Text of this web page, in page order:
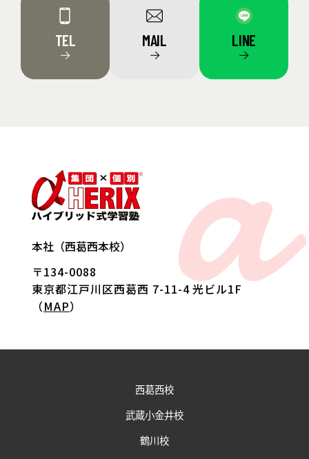
TEL
→
MAIL
→
LINE
→
本社（西葛西本校）
〒134-0088
東京都江戸川区西葛西 7-11-4 光ビル1F
（MAP） a
西葛西校
武蔵小金井校
鶴川校